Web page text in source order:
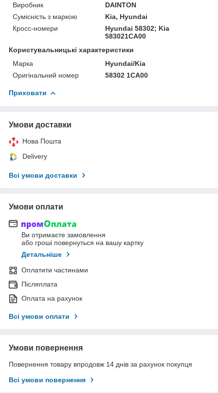
Виробник
DAINTON
Сумісність з маркою
Kia, Hyundai
Кросс-номери
Hyundai 58302; Kia
583021CA00
Користувальницькі характеристики
Марка
Hyundai/Kia
Оригінальний номер
58302 1CA00
Приховати
Умови доставки
Нова Пошта
Delivery
Всі умови доставки
Умови оплати
Ви отримаєте замовлення
або гроші повернуться на вашу картку
Детальніше
Оплатити частинами
Післяплата
Оплата на рахунок
Всі умови оплати
Умови повернення
Повернення товару впродовж 14 днів за рахунок покупця
Всі умови повернення